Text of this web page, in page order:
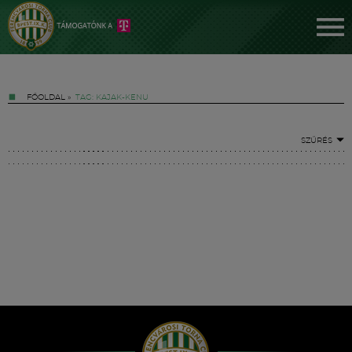
FŐOLDAL » TAG: KAJAK-KENU
SZŰRÉS
Hírek